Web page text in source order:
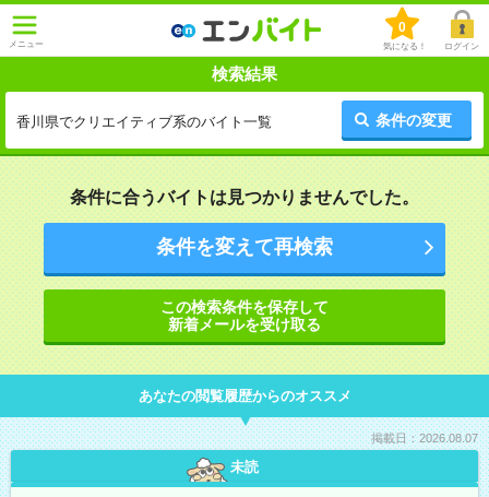
メニュー
0
気になる！ ログイン
検索結果
香川県でクリエイティブ系のバイト一覧 条件の変更
条件に合うバイトは見つかりませんでした。
条件を変えて再検索
この検索条件を保存して
新着メールを受け取る
あなたの閲覧履歴からのオススメ
掲載日：2026.08.07
未読